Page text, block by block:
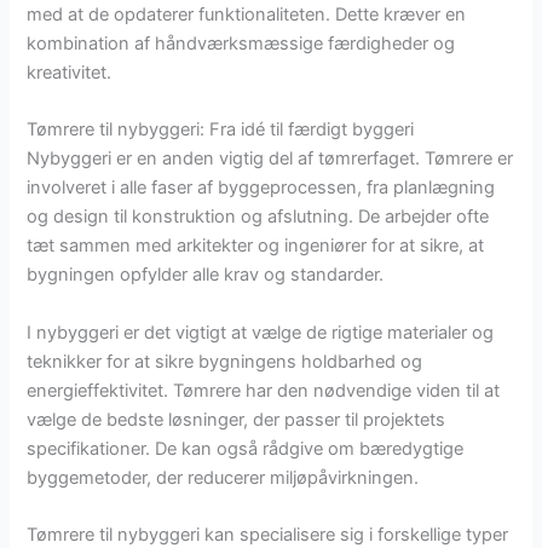
med at de opdaterer funktionaliteten. Dette kræver en
kombination af håndværksmæssige færdigheder og
kreativitet.
Tømrere til nybyggeri: Fra idé til færdigt byggeri
Nybyggeri er en anden vigtig del af tømrerfaget. Tømrere er
involveret i alle faser af byggeprocessen, fra planlægning
og design til konstruktion og afslutning. De arbejder ofte
tæt sammen med arkitekter og ingeniører for at sikre, at
bygningen opfylder alle krav og standarder.
I nybyggeri er det vigtigt at vælge de rigtige materialer og
teknikker for at sikre bygningens holdbarhed og
energieffektivitet. Tømrere har den nødvendige viden til at
vælge de bedste løsninger, der passer til projektets
specifikationer. De kan også rådgive om bæredygtige
byggemetoder, der reducerer miljøpåvirkningen.
Tømrere til nybyggeri kan specialisere sig i forskellige typer